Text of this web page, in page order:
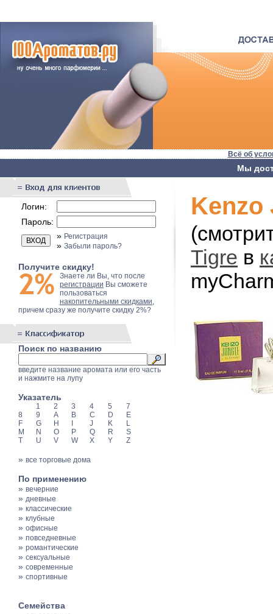
Всё об
Мы
Логин:
Пароль:
» Регистрация
» Забыли пароль?
Получите скидку!
Знаете ли Вы, что после
регистрации Вы сможете
пользоваться
накопительными скидками,
причем сразу же получите скидку 2%?
Поиск по названию
введите название аромата или его часть
и нажмите на лупу
Указатель
1 2 3 4 5
7
8
9 A B C D
E
F
G H J K
L
M
N O P Q R
S
T
U V W X Y Z
» все торговые дома
По применению
» вечерние
» дневные
» классические
» клубные
» офисные
» повседневные
» романтические
» сексуальные
» современные
» спортивные
Семейства
Kenzo
Tigre в